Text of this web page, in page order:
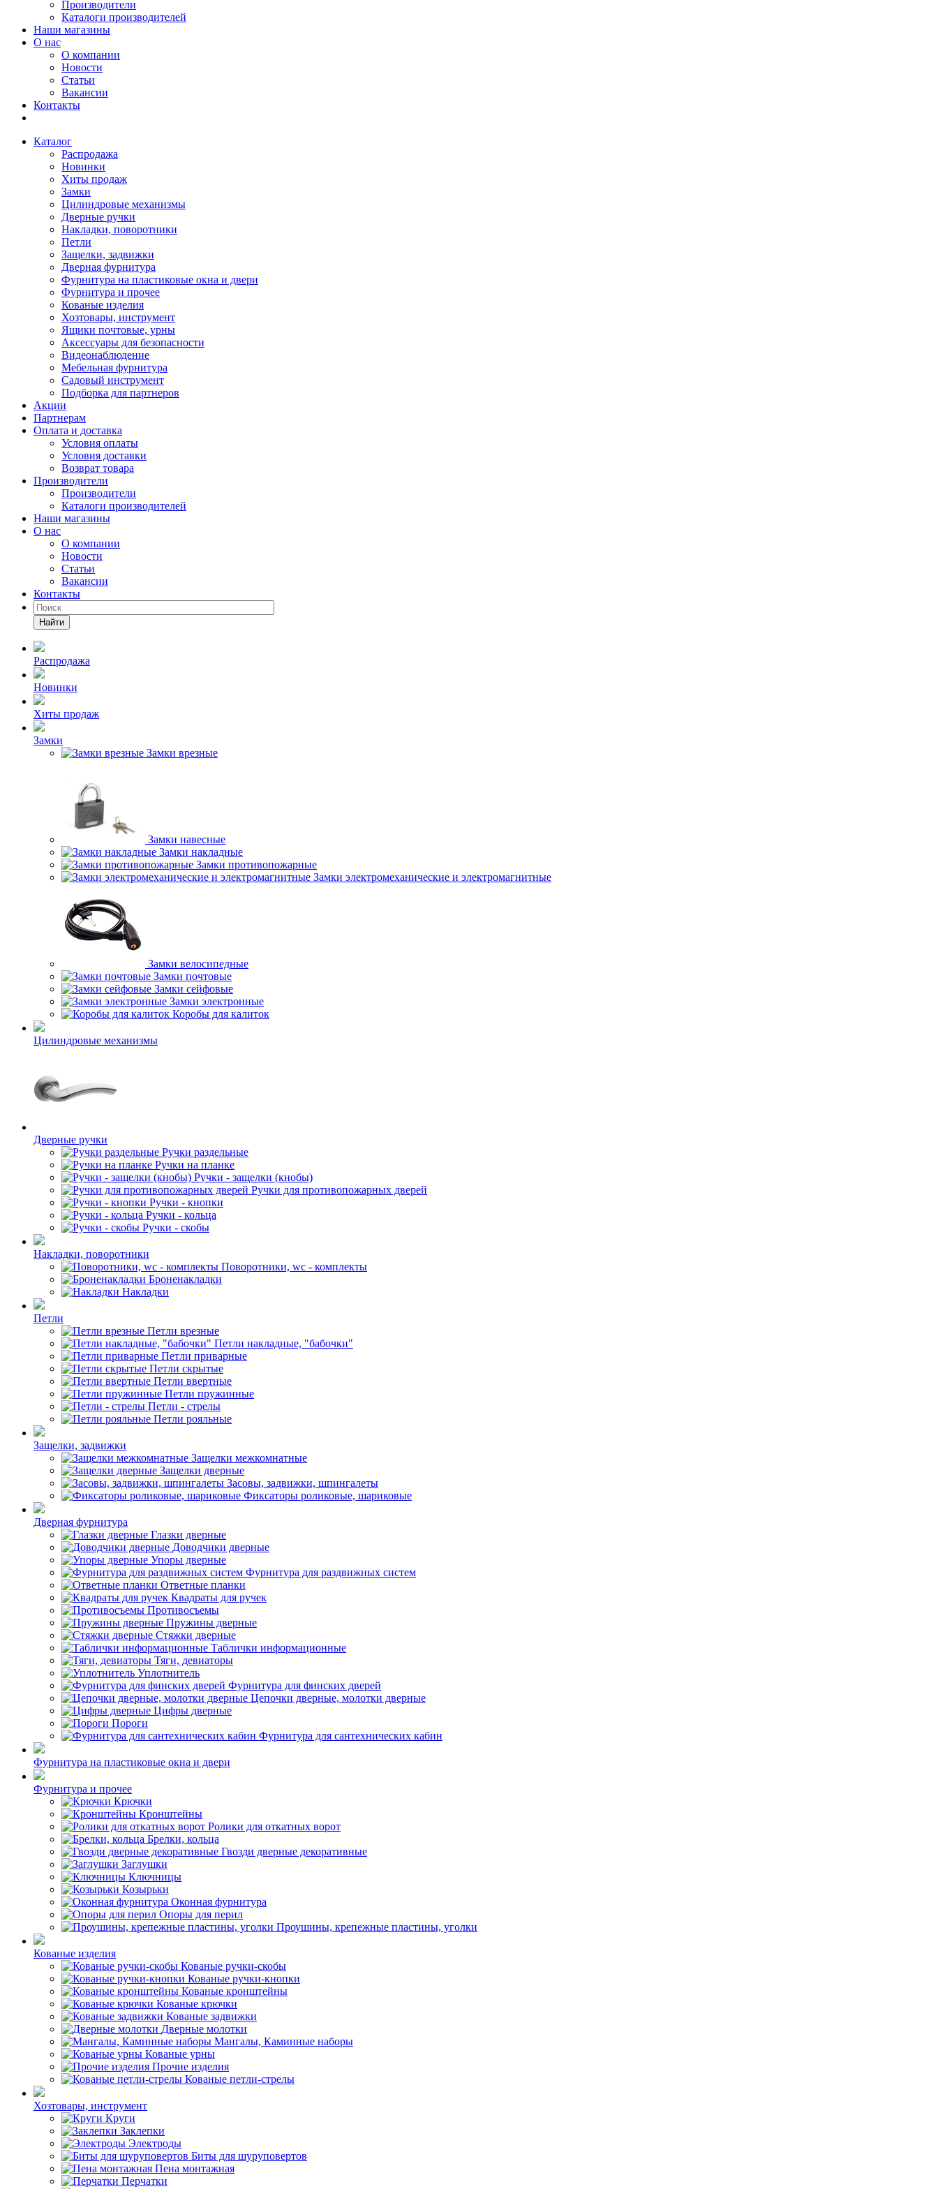
Производители
Каталоги производителей
Наши магазины
О нас
О компании
Новости
Статьи
Вакансии
Контакты
Каталог
Распродажа
Новинки
Хиты продаж
Замки
Цилиндровые механизмы
Дверные ручки
Накладки, поворотники
Петли
Защелки, задвижки
Дверная фурнитура
Фурнитура на пластиковые окна и двери
Фурнитура и прочее
Кованые изделия
Хозтовары, инструмент
Ящики почтовые, урны
Аксессуары для безопасности
Видеонаблюдение
Мебельная фурнитура
Садовый инструмент
Подборка для партнеров
Акции
Партнерам
Оплата и доставка
Условия оплаты
Условия доставки
Возврат товара
Производители
Производители
Каталоги производителей
Наши магазины
О нас
О компании
Новости
Статьи
Вакансии
Контакты
Найти
Распродажа
Новинки
Хиты продаж
Замки
Замки врезные
Замки навесные
Замки накладные
Замки противопожарные
Замки электромеханические и электромагнитные
Замки велосипедные
Замки почтовые
Замки сейфовые
Замки электронные
Коробы для калиток
Цилиндровые механизмы
Дверные ручки
Ручки раздельные
Ручки на планке
Ручки - защелки (кнобы)
Ручки для противопожарных дверей
Ручки - кнопки
Ручки - кольца
Ручки - скобы
Накладки, поворотники
Поворотники, wc - комплекты
Броненакладки
Накладки
Петли
Петли врезные
Петли накладные, "бабочки"
Петли приварные
Петли скрытые
Петли ввертные
Петли пружинные
Петли - стрелы
Петли рояльные
Защелки, задвижки
Защелки межкомнатные
Защелки дверные
Засовы, задвижки, шпингалеты
Фиксаторы роликовые, шариковые
Дверная фурнитура
Глазки дверные
Доводчики дверные
Упоры дверные
Фурнитура для раздвижных систем
Ответные планки
Квадраты для ручек
Противосъемы
Пружины дверные
Стяжки дверные
Таблички информационные
Тяги, девиаторы
Уплотнитель
Фурнитура для финских дверей
Цепочки дверные, молотки дверные
Цифры дверные
Пороги
Фурнитура для сантехнических кабин
Фурнитура на пластиковые окна и двери
Фурнитура и прочее
Крючки
Кронштейны
Ролики для откатных ворот
Брелки, кольца
Гвозди дверные декоративные
Заглушки
Ключницы
Козырьки
Оконная фурнитура
Опоры для перил
Проушины, крепежные пластины, уголки
Кованые изделия
Кованые ручки-скобы
Кованые ручки-кнопки
Кованые кронштейны
Кованые крючки
Кованые задвижки
Дверные молотки
Мангалы, Каминные наборы
Кованые урны
Прочие изделия
Кованые петли-стрелы
Хозтовары, инструмент
Круги
Заклепки
Электроды
Биты для шуруповертов
Пена монтажная
Перчатки